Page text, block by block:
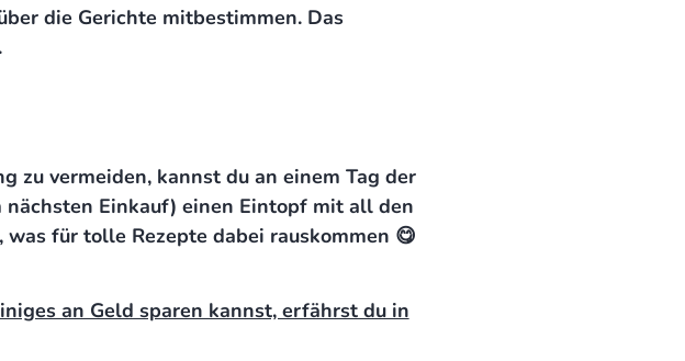
die Gerichte mitbestimmen. Das
zu vermeiden, kannst du an einem Tag der
Einkauf) einen Eintopf mit all den
für tolle Rezepte dabei rauskommen 😋
an Geld sparen kannst, erfährst du in